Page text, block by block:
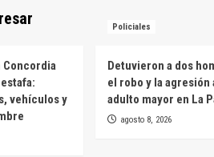
Concordia
vehículos y
Policiales
Detuvieron a dos
el robo y la agresión
adulto mayor en La
agosto 8, 2026